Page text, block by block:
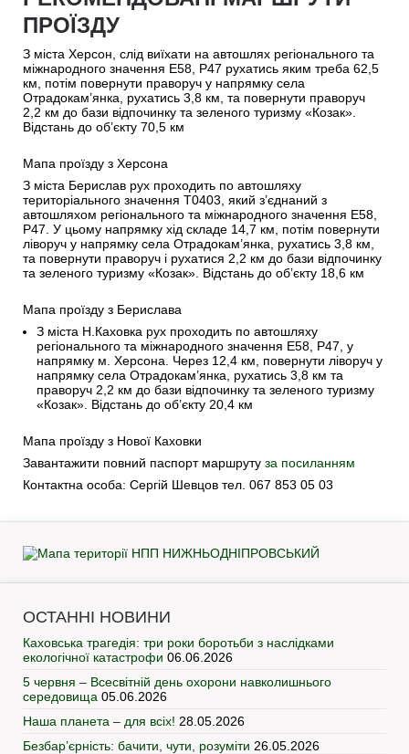
ПРОЇЗДУ
З міста Херсон, слід виїхати на автошлях регіонального та
міжнародного значення E58, P47 рухатись яким треба 62,5
км, потім повернути праворуч у напрямку села
Отрадокам’янка, рухатись 3,8 км, та повернути праворуч
2,2 км до бази відпочинку та зеленого туризму «Козак».
Відстань до об’єкту 70,5 км
Мапа проїзду з Херсона
З міста Берислав рух проходить по автошляху
територіального значення Т0403, який з’єднаний з
автошляхом регіонального та міжнародного значення E58,
P47. У цьому напрямку хід складе 14,7 км, потім повернути
ліворуч у напрямку села Отрадокам’янка, рухатись 3,8 км,
та повернути праворуч і рухатися 2,2 км до бази відпочинку
та зеленого туризму «Козак». Відстань до об’єкту 18,6 км
Мапа проїзду з Берислава
З міста Н.Каховка рух проходить по автошляху
регіонального та міжнародного значення E58, P47, у
напрямку м. Херсона. Через 12,4 км, повернути ліворуч у
напрямку села Отрадокам’янка, рухатись 3,8 км та
праворуч 2,2 км до бази відпочинку та зеленого туризму
«Козак». Відстань до об’єкту 20,4 км
Мапа проїзду з Нової Каховки
Завантажити повний паспорт маршруту за посиланням
Контактна особа: Сергій Шевцов тел. 067 853 05 03
ОСТАННІ НОВИНИ
Каховська трагедія: три роки боротьби з наслідками
екологічної катастрофи 06.06.2026
5 червня – Всесвітній день охорони навколишнього
середовища 05.06.2026
Наша планета – для всіх! 28.05.2026
Безбар’єрність: бачити, чути, розуміти 26.05.2026